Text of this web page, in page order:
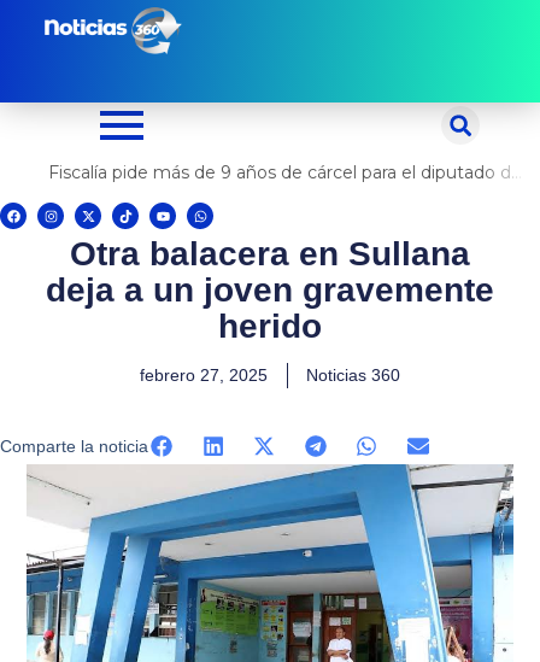
Fiscalía pide más de 9 años de cárcel para el diputado de oposición Harvey Colchado
F
a
c
I
n
s
r
a
X
-
t
w
i
t
t
e
r
T
i
k
t
o
Y
o
u
t
u
e
W
h
a
t
s
p
p
Otra balacera en Sullana
deja a un joven gravemente
herido
febrero 27, 2025 Noticias 360
Comparte la noticia